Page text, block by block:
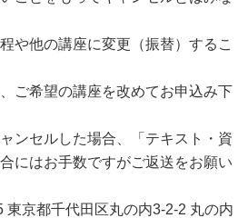
や他の講座に変更（振替）するこ
ご希望の講座を改めてお申込み下
ンセルした場合、「テキスト・資
にはお手数ですがご返送をお願い
東京都千代田区丸の内3-2-2 丸の内